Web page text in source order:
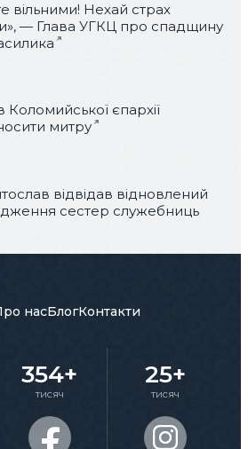
вільними! Нехай страх
— Глава УГКЦ про спадщину
єпархії
митру
відвідав відновлений
сестер служебниць
насБлогКонтакти
354+
тисяч
25+
тисяч